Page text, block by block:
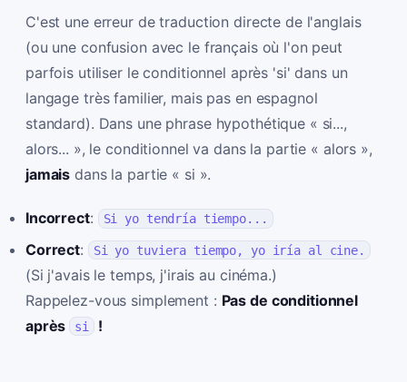
C'est une erreur de traduction directe de l'anglais
(ou une confusion avec le français où l'on peut
parfois utiliser le conditionnel après 'si' dans un
langage très familier, mais pas en espagnol
standard). Dans une phrase hypothétique « si...,
alors... », le conditionnel va dans la partie « alors »,
jamais dans la partie « si ».
Incorrect: Si yo tendría tiempo...
Correct: Si yo tuviera tiempo, yo iría al cine.
(Si j'avais le temps, j'irais au cinéma.)
Rappelez-vous simplement : Pas de conditionnel
après si !